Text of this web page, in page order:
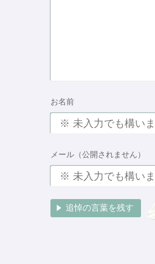
お名前
メール（公開されません）